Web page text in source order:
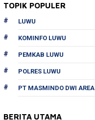
TOPIK POPULER
LUWU
KOMINFO LUWU
PEMKAB LUWU
POLRES LUWU
PT MASMINDO DWI AREA
BERITA UTAMA